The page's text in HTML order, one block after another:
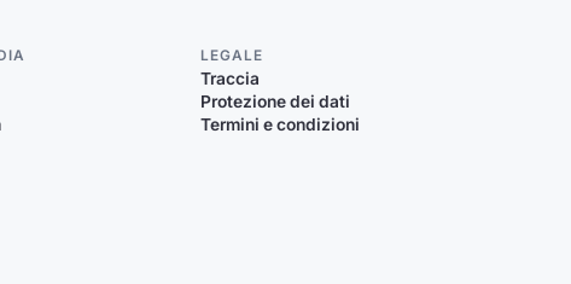
LEGALE
Traccia
Protezione dei dati
Termini e condizioni